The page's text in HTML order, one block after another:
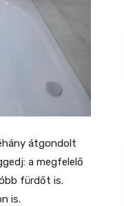
átgondolt
a megfelelő
fürdőt is.
is.